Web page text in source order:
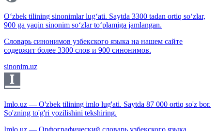
O‘zbek tilining sinonimlar lug‘ati. Saytda 3300 tadan ortiq so‘zlar,
900 ga yaqin sinonim so‘zlar to‘plamiga jamlangan.
Словарь синонимов узбекского языка на нашем сайте
содержит более 3300 слов и 900 синонимов.
sinonim.uz
Imlo.uz — O'zbek tilining imlo lug'ati. Saytda 87 000 ortiq so'z bor.
So'zning to'g'ri yozilishini tekshiring.
Imlo.uz — Орфографический словарь узбекского языка